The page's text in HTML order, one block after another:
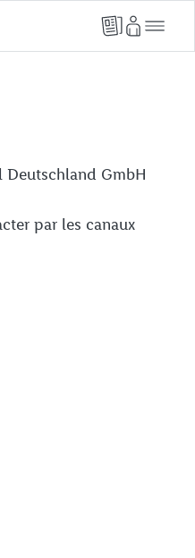
GmbH
par les canaux